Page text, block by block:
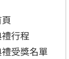
行程
受獎名單